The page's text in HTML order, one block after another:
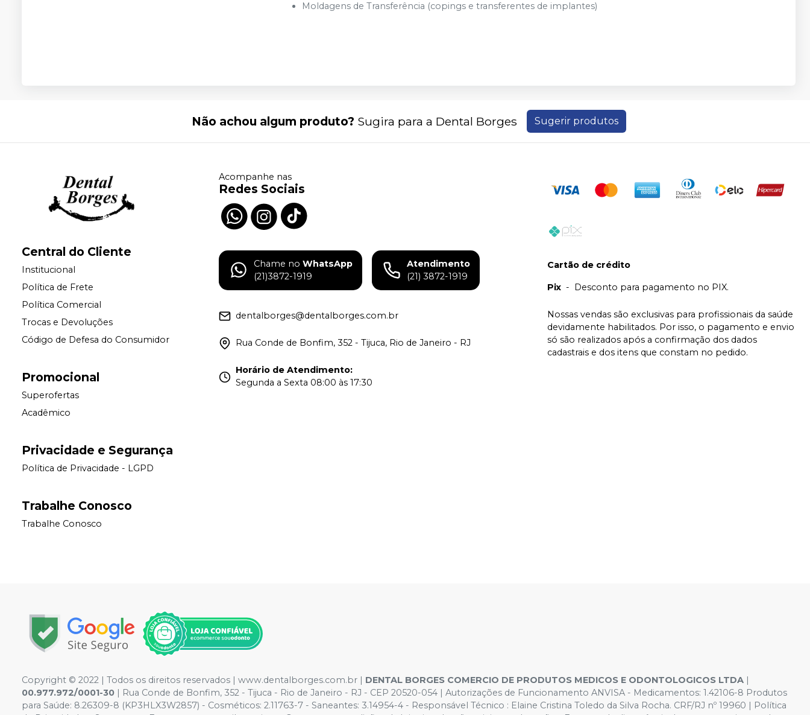
Moldagens de Transferência (copings e transferentes de implantes)
Não achou algum produto? Sugira para a Dental Borges Sugerir produtos
Central do Cliente
Institucional
Política de Frete
Política Comercial
Trocas e Devoluções
Código de Defesa do Consumidor
Promocional
Superofertas
Acadêmico
Privacidade e Segurança
Política de Privacidade - LGPD
Trabalhe Conosco
Trabalhe Conosco
Acompanhe nas
Redes Sociais
Chame no WhatsApp
(21)3872-1919
Atendimento
(21) 3872-1919
dentalborges@dentalborges.com.br
Rua Conde de Bonfim, 352 - Tijuca, Rio de Janeiro - RJ
Horário de Atendimento:
Segunda a Sexta 08:00 às 17:30
Cartão de crédito
Pix - Desconto para pagamento no PIX.
Nossas vendas são exclusivas para profissionais da saúde
devidamente habilitados. Por isso, o pagamento e envio
só são realizados após a confirmação dos dados
cadastrais e dos itens que constam no pedido.
Copyright © 2022 | Todos os direitos reservados | www.dentalborges.com.br | DENTAL BORGES COMERCIO DE PRODUTOS MEDICOS E ODONTOLOGICOS LTDA |
00.977.972/0001-30 | Rua Conde de Bonfim, 352 - Tijuca - Rio de Janeiro - RJ - CEP 20520-054 | Autorizações de Funcionamento ANVISA - Medicamentos: 1.42106-8 Produtos
para Saúde: 8.26309-8 (KP3HLX3W2857) - Cosméticos: 2.11763-7 - Saneantes: 3.14954-4 - Responsável Técnico : Elaine Cristina Toledo da Silva Rocha. CRF/RJ nº 19960 | Política